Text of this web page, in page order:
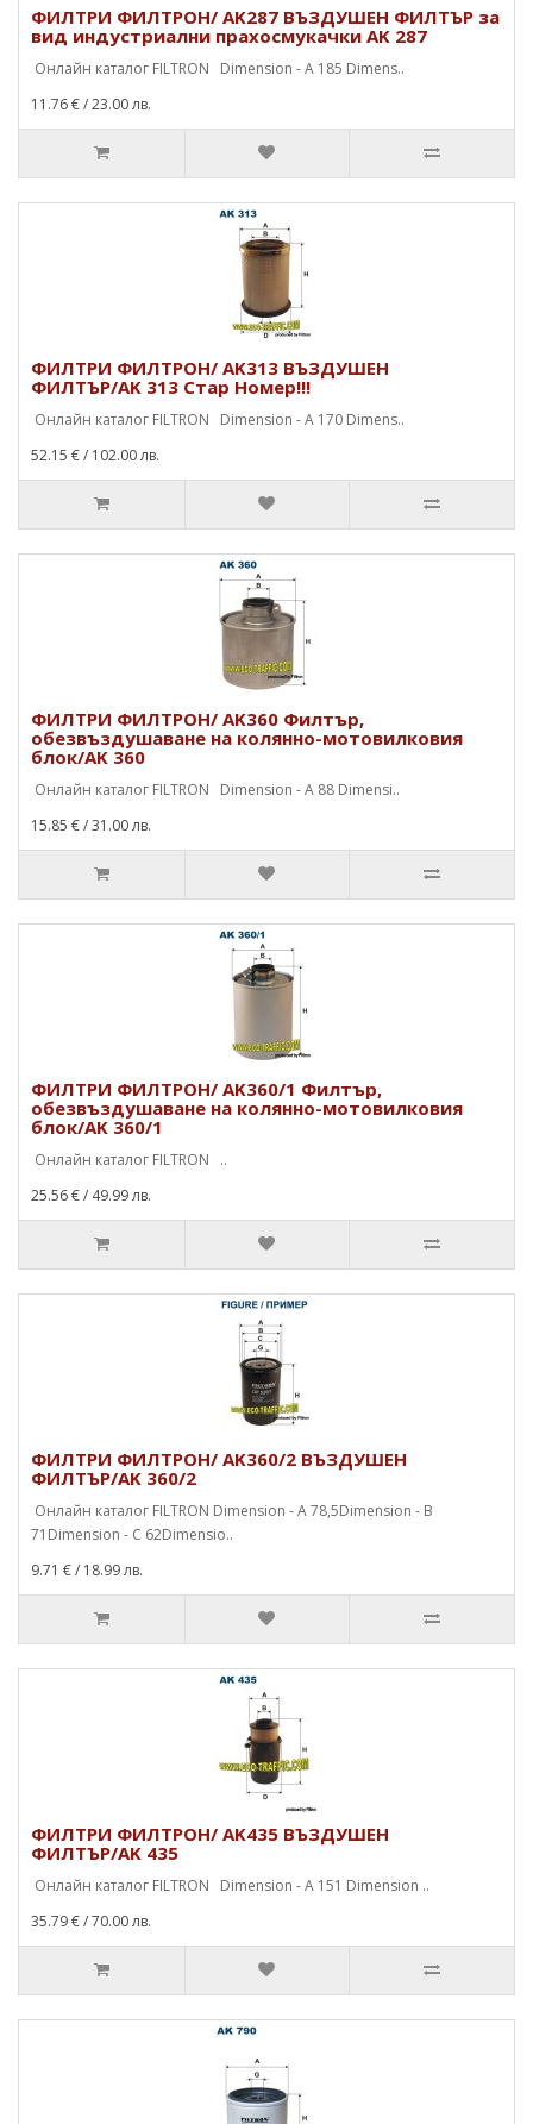
ФИЛТРИ ФИЛТРОН/ AK287 ВЪЗДУШЕН ФИЛТЪР за
вид индустриални прахосмукачки AK 287
Онлайн каталог FILTRON Dimension - A 185 Dimens..
11.76 €/ 23.00 лв.
ФИЛТРИ ФИЛТРОН/ AK313 ВЪЗДУШЕН
ФИЛТЪР/AK 313 Стар Номер!!!
Онлайн каталог FILTRON Dimension - A 170 Dimens..
52.15 €/ 102.00 лв.
ФИЛТРИ ФИЛТРОН/ AK360 Филтър,
обезвъздушаване на колянно-мотовилковия
блок/AK 360
Онлайн каталог FILTRON Dimension - A 88 Dimensi..
15.85 €/ 31.00 лв.
ФИЛТРИ ФИЛТРОН/ AK360/1 Филтър,
обезвъздушаване на колянно-мотовилковия
блок/AK 360/1
Онлайн каталог FILTRON ..
25.56 €/ 49.99 лв.
ФИЛТРИ ФИЛТРОН/ AK360/2 ВЪЗДУШЕН
ФИЛТЪР/AK 360/2
Онлайн каталог FILTRON Dimension - A 78,5Dimension - B
71Dimension - C 62Dimensio..
9.71 €/ 18.99 лв.
ФИЛТРИ ФИЛТРОН/ AK435 ВЪЗДУШЕН
ФИЛТЪР/AK 435
Онлайн каталог FILTRON Dimension - A 151 Dimension ..
35.79 €/ 70.00 лв.